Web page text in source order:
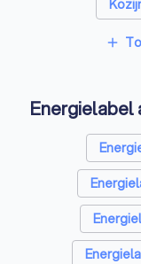
add
Energielabel